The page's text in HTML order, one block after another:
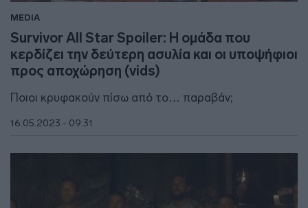
MEDIA
Survivor All Star Spoiler: Η ομάδα που
κερδίζει την δεύτερη ασυλία και οι υποψήφιοι
προς αποχώρηση (vids)
Ποιοι κρυφακούν πίσω από το… παραβάν;
16.05.2023 - 09:31